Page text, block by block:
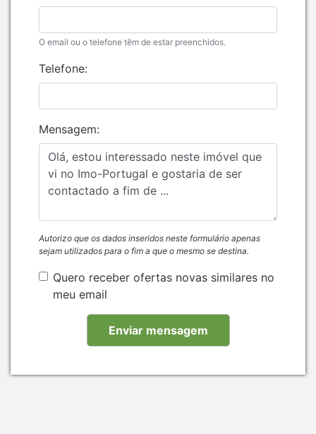
O email ou o telefone têm de estar preenchidos.
Telefone:
Mensagem:
Autorizo que os dados inseridos neste formulário apenas
sejam utilizados para o fim a que o mesmo se destina.
Quero receber ofertas novas similares no
meu email